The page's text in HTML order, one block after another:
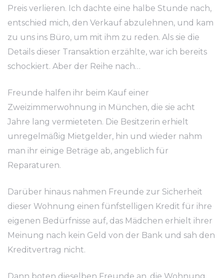
Preis verlieren. Ich dachte eine halbe Stunde nach,
entschied mich, den Verkauf abzulehnen, und kam
zu uns ins Büro, um mit ihm zu reden. Als sie die
Details dieser Transaktion erzählte, war ich bereits
schockiert. Aber der Reihe nach…
Freunde halfen ihr beim Kauf einer
Zweizimmerwohnung in München, die sie acht
Jahre lang vermieteten. Die Besitzerin erhielt
unregelmäßig Mietgelder, hin und wieder nahm
man ihr einige Beträge ab, angeblich für
Reparaturen.
Darüber hinaus nahmen Freunde zur Sicherheit
dieser Wohnung einen fünfstelligen Kredit für ihre
eigenen Bedürfnisse auf, das Mädchen erhielt ihrer
Meinung nach kein Geld von der Bank und sah den
Kreditvertrag nicht.